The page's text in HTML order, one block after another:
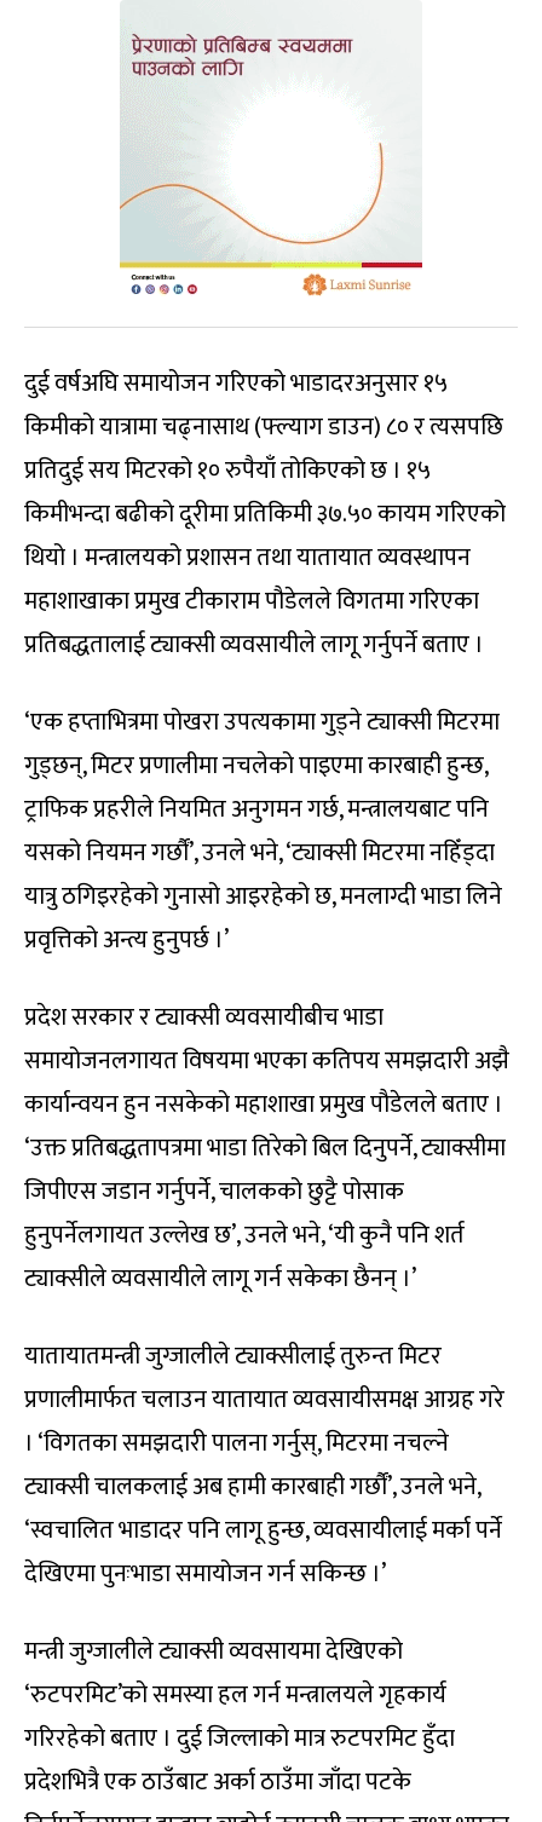
दुई वर्षअघि समायोजन गरिएको भाडादरअनुसार १५
किमीको यात्रामा चढ्नासाथ (फ्ल्याग डाउन) ८० र त्यसपछि
प्रतिदुई सय मिटरको १० रुपैयाँ तोकिएको छ । १५
किमीभन्दा बढीको दूरीमा प्रतिकिमी ३७.५० कायम गरिएको
थियो । मन्त्रालयको प्रशासन तथा यातायात व्यवस्थापन
महाशाखाका प्रमुख टीकाराम पौडेलले विगतमा गरिएका
प्रतिबद्धतालाई ट्याक्सी व्यवसायीले लागू गर्नुपर्ने बताए ।
‘एक हप्ताभित्रमा पोखरा उपत्यकामा गुड्ने ट्याक्सी मिटरमा
गुड्छन्, मिटर प्रणालीमा नचलेको पाइएमा कारबाही हुन्छ,
ट्राफिक प्रहरीले नियमित अनुगमन गर्छ, मन्त्रालयबाट पनि
यसको नियमन गर्छौं’, उनले भने, ‘ट्याक्सी मिटरमा नहिँड्दा
यात्रु ठगिइरहेको गुनासो आइरहेको छ, मनलाग्दी भाडा लिने
प्रवृत्तिको अन्त्य हुनुपर्छ ।’
प्रदेश सरकार र ट्याक्सी व्यवसायीबीच भाडा
समायोजनलगायत विषयमा भएका कतिपय समझदारी अझै
कार्यान्वयन हुन नसकेको महाशाखा प्रमुख पौडेलले बताए ।
‘उक्त प्रतिबद्धतापत्रमा भाडा तिरेको बिल दिनुपर्ने, ट्याक्सीमा
जिपीएस जडान गर्नुपर्ने, चालकको छुट्टै पोसाक
हुनुपर्नेलगायत उल्लेख छ’, उनले भने, ‘यी कुनै पनि शर्त
ट्याक्सीले व्यवसायीले लागू गर्न सकेका छैनन् ।’
यातायातमन्त्री जुग्जालीले ट्याक्सीलाई तुरुन्त मिटर
प्रणालीमार्फत चलाउन यातायात व्यवसायीसमक्ष आग्रह गरे
। ‘विगतका समझदारी पालना गर्नुस्, मिटरमा नचल्ने
ट्याक्सी चालकलाई अब हामी कारबाही गर्छौं’, उनले भने,
‘स्वचालित भाडादर पनि लागू हुन्छ, व्यवसायीलाई मर्का पर्ने
देखिएमा पुनःभाडा समायोजन गर्न सकिन्छ ।’
मन्त्री जुग्जालीले ट्याक्सी व्यवसायमा देखिएको
‘रुटपरमिट’को समस्या हल गर्न मन्त्रालयले गृहकार्य
गरिरहेको बताए । दुई जिल्लाको मात्र रुटपरमिट हुँदा
प्रदेशभित्रै एक ठाउँबाट अर्का ठाउँमा जाँदा पटके